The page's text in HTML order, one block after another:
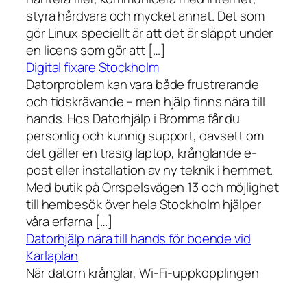
styra hårdvara och mycket annat. Det som
gör Linux speciellt är att det är släppt under
en licens som gör att […]
Digital fixare Stockholm
Datorproblem kan vara både frustrerande
och tidskrävande – men hjälp finns nära till
hands. Hos Datorhjälp i Bromma får du
personlig och kunnig support, oavsett om
det gäller en trasig laptop, krånglande e-
post eller installation av ny teknik i hemmet.
Med butik på Orrspelsvägen 13 och möjlighet
till hembesök över hela Stockholm hjälper
våra erfarna […]
Datorhjälp nära till hands för boende vid
Karlaplan
När datorn krånglar, Wi-Fi-uppkopplingen